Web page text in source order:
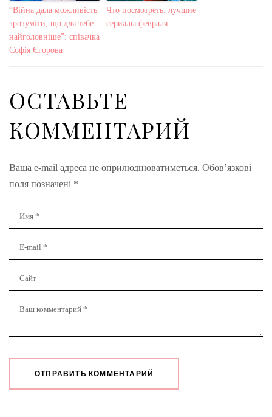
“Війна дала можливість
зрозуміти, що для тебе
найголовніше”: співачка
Софія Єгорова
Что посмотреть: лучшие
сериалы февраля
ОСТАВЬТЕ
КОММЕНТАРИЙ
Ваша e-mail адреса не оприлюднюватиметься. Обов’язкові
поля позначені *